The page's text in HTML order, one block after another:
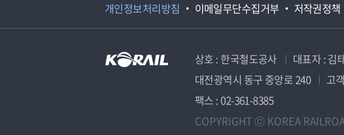
개인정보처리방침 이메일무단수집거부 저작권정책
상호 : 한국철도공사 대표자 : 김
대전광역시 동구 중앙로 240
고
팩스 : 02-361-8385
COPYRIGHT ⓒ KOREA